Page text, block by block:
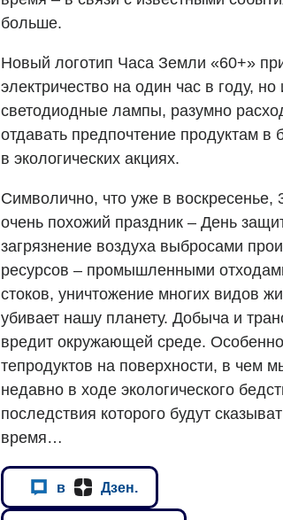
больше.
Новый логотип Часа Земли «60+»
электричество на один час в году,
светодиодные лампы, разумно
отдавать предпочтение продуктам в
в экологических акциях.
Символично, что уже в
очень похожий праздник – День
загрязнение воздуха выбросами
ресурсов – промышленными
стоков, уничтожение многих видов
убивает нашу планету. Добыча и
вредит окружающей среде.
тепродуктов на поверхности, в чем
недавно в ходе экологического
последствия которого будут
время…
в Дзен.